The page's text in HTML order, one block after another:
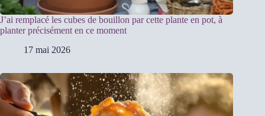
J’ai remplacé les cubes de bouillon par cette plante en pot, à
planter précisément en ce moment
17 mai 2026